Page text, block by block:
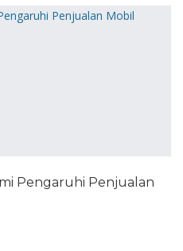
Pengaruhi Penjualan